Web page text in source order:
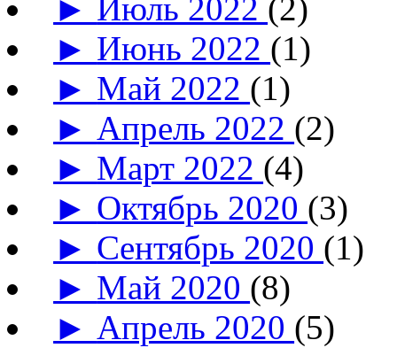
► Июль 2022 (2)
► Июнь 2022 (1)
► Май 2022 (1)
► Апрель 2022 (2)
► Март 2022 (4)
► Октябрь 2020 (3)
► Сентябрь 2020 (1)
► Май 2020 (8)
► Апрель 2020 (5)